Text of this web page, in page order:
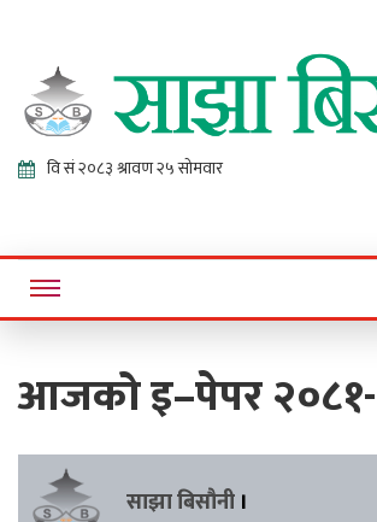
Sajha
Online News Portal
आजको इ–पेपर
साझा बिसौनी ।